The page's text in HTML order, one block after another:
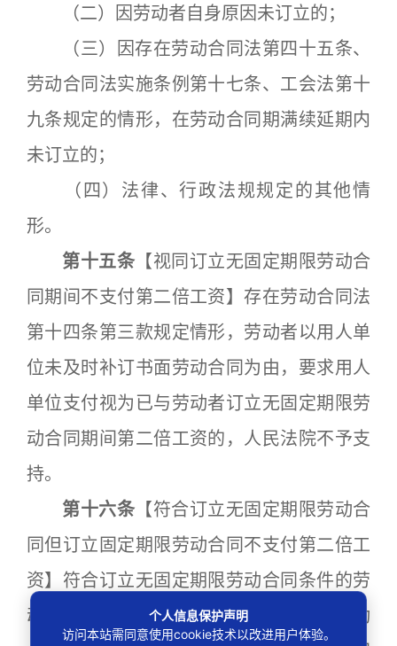
（二）因劳动者自身原因未订立的；
（三）因存在劳动合同法第四十五条、
劳动合同法实施条例第十七条、工会法第十
九条规定的情形，在劳动合同期满续延期内
未订立的；
（四）法律、行政法规规定的其他情
形。
第十五条 【视同订立无固定期限劳动合
同期间不支付第二倍工资】存在劳动合同法
第十四条第三款规定情形，劳动者以用人单
位未及时补订书面劳动合同为由，要求用人
单位支付视为已与劳动者订立无固定期限劳
动合同期间第二倍工资的，人民法院不予支
持。
第十六条 【符合订立无固定期限劳动合
同但订立固定期限劳动合同不支付第二倍工
资】符合订立无固定期限劳动合同条件的劳
动者与用人单位协商一致订立固定期限劳动
个人信息保护声明
访问本站需同意使用cookie技术以改进用户体验。